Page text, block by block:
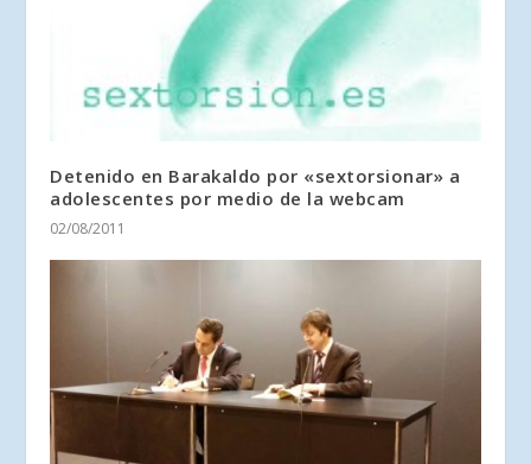
Detenido en Barakaldo por «sextorsionar» a
adolescentes por medio de la webcam
02/08/2011